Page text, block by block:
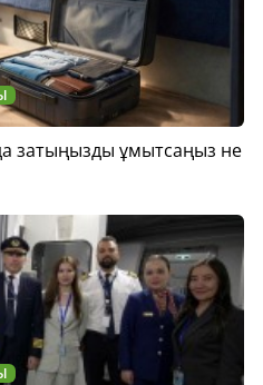
затыңызды ұмытсаңыз не